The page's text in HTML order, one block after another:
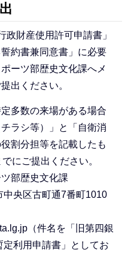
財産使用許可申請書」
約書兼同意書」に必要
ーツ部歴史文化課へメ
出ください。
多数の来場がある場合
ラシ等）」と「自衛消
割分担等を記載したも
にご提出ください。
部歴史文化課
央区古町通7番町1010
（件名を「旧第四銀
利用申請書」としてお